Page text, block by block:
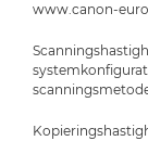
www.canon-